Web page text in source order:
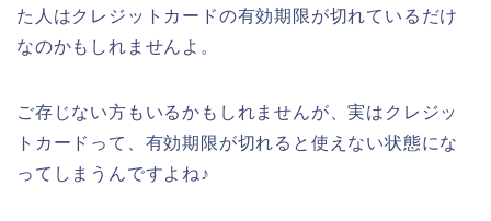
た人はクレジットカードの有効期限が切れているだけ
なのかもしれませんよ。
ご存じない方もいるかもしれませんが、実はクレジッ
トカードって、有効期限が切れると使えない状態にな
ってしまうんですよね♪